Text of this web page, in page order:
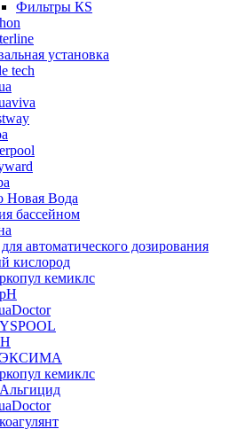
Фильтры КS
установка
tech
Новая Вода
бассейном
автоматического дозирования
кислород
кемиклс
кемиклс